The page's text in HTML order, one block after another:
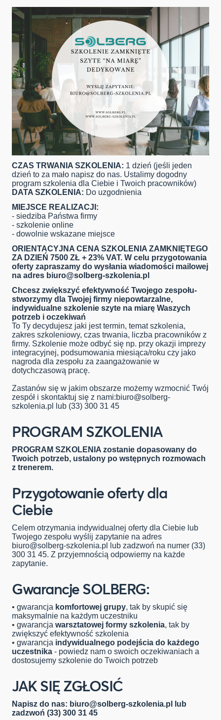
CZAS TRWANIA SZKOLENIA: 1 dzień (jeśli jeden
dzień to za mało napisz do nas. Ustalimy dogodny
program szkolenia dla Ciebie i Twoich pracowników)
DATA SZKOLENIA: Do uzgodnienia
MIEJSCE REALIZACJI:
- siedziba Państwa firmy
- szkolenie online
- dowolnie wskazane miejsce
ORIENTACYJNA CENA SZKOLENIA ZAMKNIĘTEGO
ZA DZIEŃ 7500 ZŁ + 23% VAT. W celu przygotowania
oferty zapraszamy do wysłania wiadomości mailowej
na adres biuro@solberg-szkolenia.pl
Chcesz zwiększyć efektywność Twojego zespołu-
stworzymy dla Twojej firmy niepowtarzalne,
indywidualne szkolenie szyte na miarę Waszych
potrzeb i oczekiwań
To Ty decydujesz jaki jest termin, temat szkolenia,
zakres szkoleniowy, czas trwania, liczba pracowników z
firmy. Szkolenie może odbyć się np. przy okazji imprezy
integracyjnej, podsumowania miesiąca/roku czy jako
nagroda dla zespołu za zaangażowanie w
dotychczasową pracę.
Zastanów się w jakim obszarze możemy wzmocnić Twój
zespół i skontaktuj się z nami:biuro@solberg-
szkolenia.pl
lub (33) 300 31 45
PROGRAM SZKOLENIA
PROGRAM SZKOLENIA zostanie dopasowany do
Twoich potrzeb, ustalony po wstępnych rozmowach
z trenerem.
Przygotowanie oferty dla
Ciebie
Celem otrzymania indywidualnej oferty dla Ciebie lub
Twojego zespołu wyślij zapytanie na adres
biuro@solberg-szkolenia.pl
lub zadzwoń na numer (33)
300 31 45. Z przyjemnością odpowiemy na każde
zapytanie.
Gwarancje SOLBERG:
• gwarancja komfortowej grupy, tak by skupić się
maksymalnie na każdym uczestniku
• gwarancja warsztatowej formy szkolenia, tak by
zwiększyć efektywność szkolenia
• gwarancja indywidualnego podejścia do każdego
uczestnika - powiedz nam o swoich oczekiwaniach a
dostosujemy szkolenie do Twoich potrzeb
JAK SIĘ ZGŁOSIĆ
Napisz do nas: biuro@solberg-szkolenia.pl
lub
zadzwoń (33) 300 31 45